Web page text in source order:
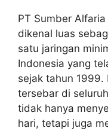
PT Sumber
dikenal luas
satu jaringan
Indonesia yang
sejak tahun 1999.
tersebar di
tidak hanya
hari, tetapi juga